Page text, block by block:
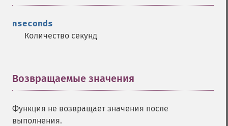
nseconds
Количество секунд
Возвращаемые значения
Функция не возвращает значения после
выполнения.